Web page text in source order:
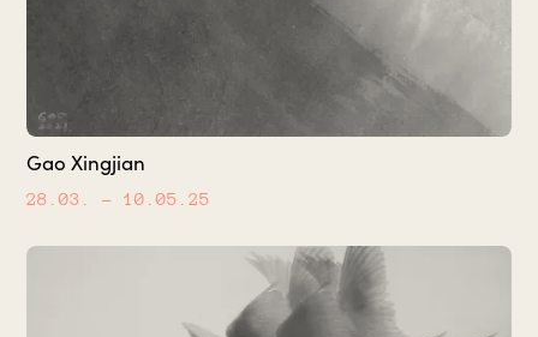
Gao Xingjian
28.03. – 10.05.25